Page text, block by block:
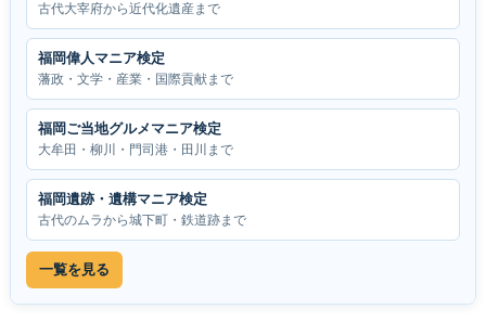
古代大宰府から近代化遺産まで
福岡偉人マニア検定
藩政・文学・産業・国際貢献まで
福岡ご当地グルメマニア検定
大牟田・柳川・門司港・田川まで
福岡遺跡・遺構マニア検定
古代のムラから城下町・鉄道跡まで
一覧を見る